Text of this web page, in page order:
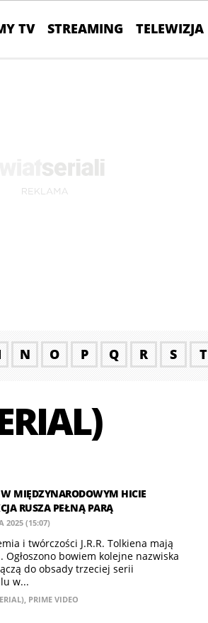
TV STREAMING TELEWIZJA
N O P Q R S T
MIĘDZYNARODOWYM HICIE
RUSZA PEŁNĄ PARĄ
2025 (15:07)
i twórczości J.R.R. Tolkiena mają
Ogłoszono bowiem kolejne nazwiska
do obsady trzeciej serii
w...
, PRIME VIDEO